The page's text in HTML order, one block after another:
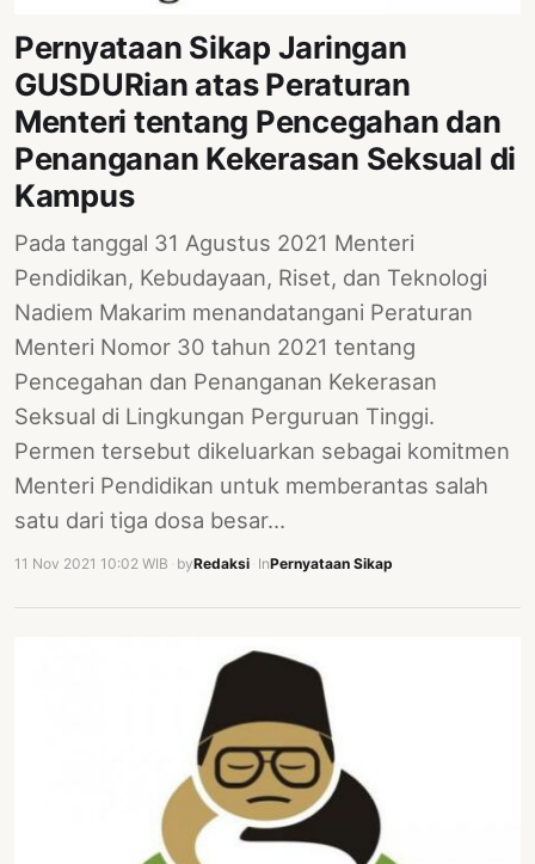
Pernyataan Sikap Jaringan
GUSDURian atas Peraturan
Menteri tentang Pencegahan dan
Penanganan Kekerasan Seksual di
Kampus
Pada tanggal 31 Agustus 2021 Menteri
Pendidikan, Kebudayaan, Riset, dan Teknologi
Nadiem Makarim menandatangani Peraturan
Menteri Nomor 30 tahun 2021 tentang
Pencegahan dan Penanganan Kekerasan
Seksual di Lingkungan Perguruan Tinggi.
Permen tersebut dikeluarkan sebagai komitmen
Menteri Pendidikan untuk memberantas salah
satu dari tiga dosa besar…
11 Nov 2021 10:02 WIB byRedaksi InPernyataan Sikap